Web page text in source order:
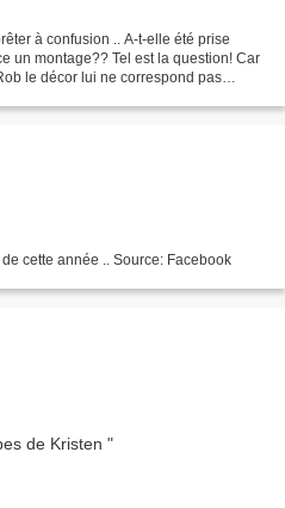
à confusion .. A-t-elle été prise
un montage?? Tel est la question! Car
le décor lui ne correspond pas
cette année .. Source: Facebook